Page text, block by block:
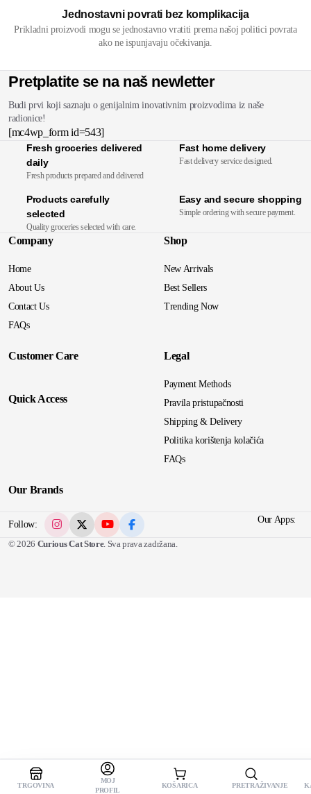
Jednostavni povrati bez komplikacija
Prikladni proizvodi mogu se jednostavno vratiti prema našoj politici povrata
ako ne ispunjavaju očekivanja.
Pretplatite se na naš newletter
Budi prvi koji saznaju o genijalnim inovativnim proizvodima iz naše
radionice!
[mc4wp_form id=543]
Fresh groceries delivered
daily
Fresh products prepared and delivered
Fast home delivery
Fast delivery service designed.
Products carefully
selected
Quality groceries selected with care.
Easy and secure shopping
Simple ordering with secure payment.
Company
Home
About Us
Contact Us
FAQs
Shop
New Arrivals
Best Sellers
Trending Now
Customer Care
Quick Access
Legal
Payment Methods
Pravila pristupačnosti
Shipping & Delivery
Politika korištenja kolačića
FAQs
Our Brands
Follow: Our Apps:
© 2026 Curious Cat Store. Sva prava zadržana.
Age Is Just A Number
TRGOVINA
MOJ
PROFIL
KOŠARICA PRETRAŽIVANJE